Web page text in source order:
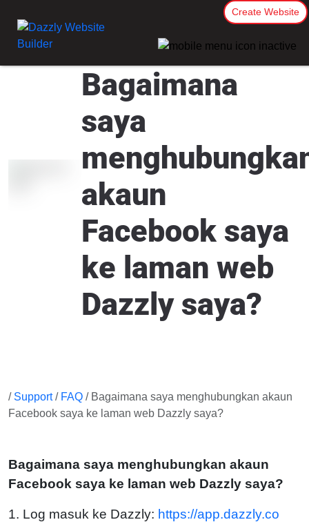
Create Website
Bagaimana
saya
akaun
Facebook saya
ke laman web
Dazzly saya?
/ Support/ FAQ / Bagaimana saya menghubungkan akaun
Facebook saya ke laman web Dazzly saya?
Bagaimana saya menghubungkan akaun
Facebook saya ke laman web Dazzly saya?
1. Log masuk ke Dazzly: https://app.dazzly.co